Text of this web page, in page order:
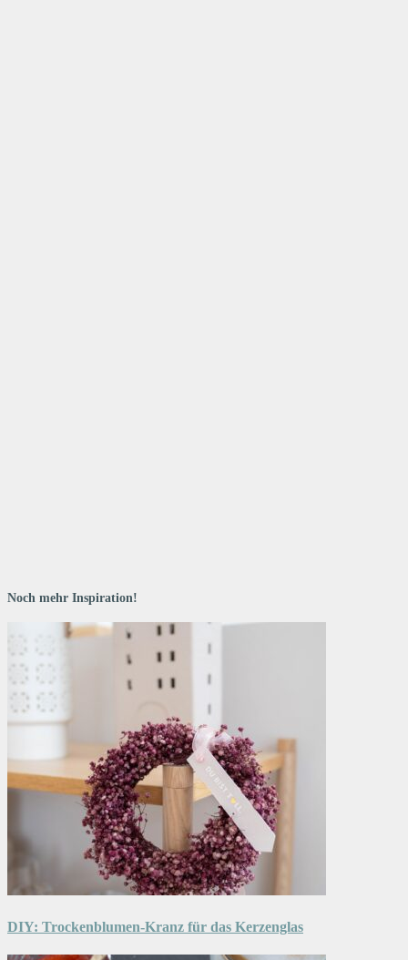
Noch mehr Inspiration!
DIY: Trockenblumen-Kranz für das Kerzenglas